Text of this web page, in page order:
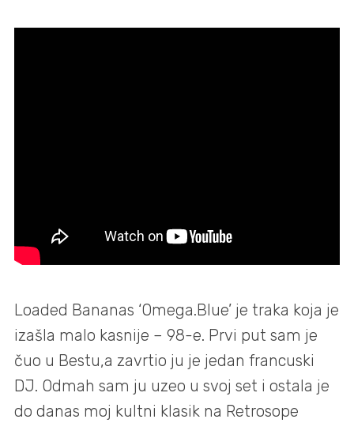
Loaded Bananas ‘Omega.Blue’ je traka koja je
izašla malo kasnije – 98-e. Prvi put sam je
čuo u Bestu,a zavrtio ju je jedan francuski
DJ. Odmah sam ju uzeo u svoj set i ostala je
do danas moj kultni klasik na Retrosope